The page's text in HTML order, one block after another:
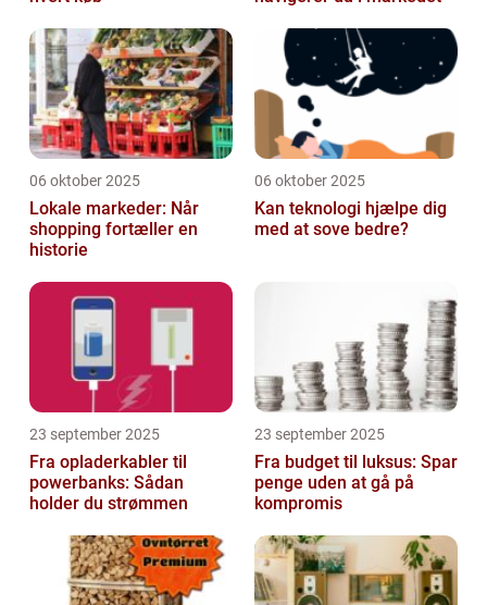
06 oktober 2025
Lokale markeder: Når
shopping fortæller en
historie
06 oktober 2025
Kan teknologi hjælpe dig
med at sove bedre?
23 september 2025
Fra opladerkabler til
powerbanks: Sådan
holder du strømmen
23 september 2025
Fra budget til luksus: Spar
penge uden at gå på
kompromis